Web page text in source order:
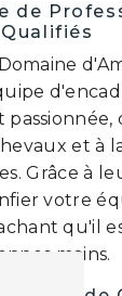
de
Qualifiés
et à
Grâce à
votre
qu'il
mains.